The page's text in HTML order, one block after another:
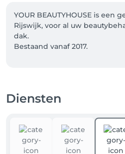
YOUR BEAUTYHOUSE is een
Rijswijk, voor al uw
dak.
Bestaand vanaf 2017.
Diensten